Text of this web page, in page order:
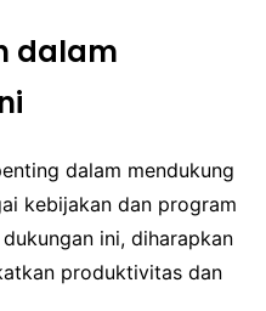
dalam
dalam mendukung
kebijakan dan program
ini, diharapkan
produktivitas dan